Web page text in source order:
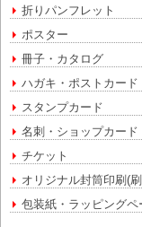
折りパンフレット
ポスター
冊子・カタログ
ハガキ・ポストカード
スタンプカード
名刺・ショップカード
チケット
オリジナル封筒印刷(
包装紙・ラッピングペ